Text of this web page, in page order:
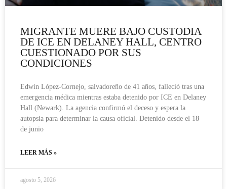
MIGRANTE MUERE BAJO CUSTODIA
DE ICE EN DELANEY HALL, CENTRO
CUESTIONADO POR SUS
CONDICIONES
Edwin López-Cornejo, salvadoreño de 41 años, falleció tras una
emergencia médica mientras estaba detenido por ICE en Delaney
Hall (Newark). La agencia confirmó el deceso y espera la
autopsia para determinar la causa oficial. Detenido desde el 18
de junio
LEER MÁS »
agosto 5, 2026